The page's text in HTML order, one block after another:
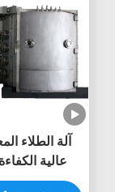
عالية
الطاقة